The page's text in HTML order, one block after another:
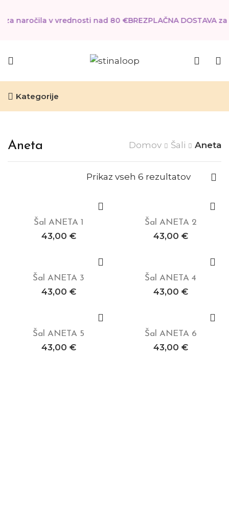
za naročila v vrednosti nad 80 €BREZPLAČNA DOSTAVA
Kategorije
Aneta Domov Šali Aneta
Prikaz vseh 6 rezultatov
Dodaj v košarico
Šal ANETA 1
43,00 €
Dodaj v košarico
Šal ANETA 2
43,00 €
Dodaj v košarico
Šal ANETA 3
43,00 €
Dodaj v košarico
Šal ANETA 4
43,00 €
Dodaj v košarico
Šal ANETA 5
43,00 €
Dodaj v košarico
Šal ANETA 6
43,00 €